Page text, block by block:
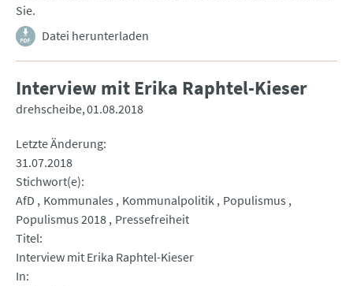
Sie.
Datei herunterladen
Interview mit Erika Raphtel-Kieser
drehscheibe 01.08.2018
Letzte Änderung
31.07.2018
Stichwort(e)
AfD
Kommunales Kommunalpolitik Populismus
Populismus 2018 Pressefreiheit
Titel
Interview mit Erika Raphtel-Kieser
In